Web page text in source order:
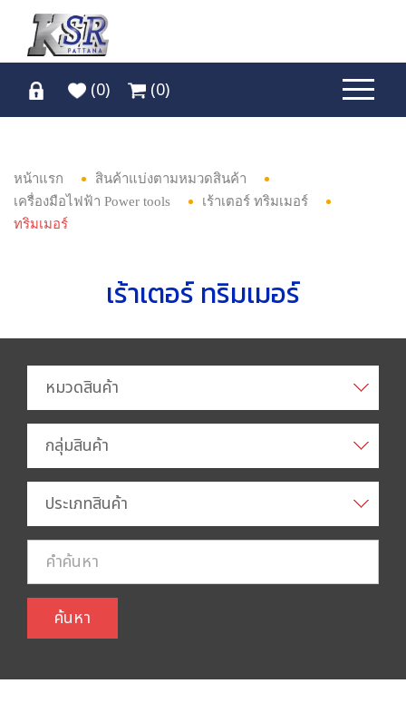
(0) (0)
หน้าแรก
สินค้าแบ่งตามหมวดสินค้า
เครื่องมือไฟฟ้า Power tools
เร้าเตอร์ ทริมเมอร์
ทริมเมอร์
เร้าเตอร์ ทริมเมอร์
หมวดสินค้า
กลุ่มสินค้า
ประเภทสินค้า
ค้นหา